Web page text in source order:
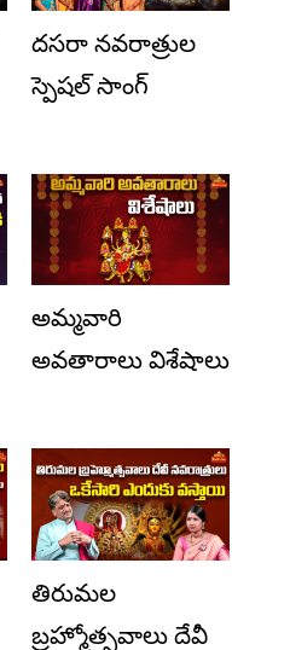
దసరా నవరాత్రుల
స్పెషల్ సాంగ్
అమ్మవారి
అవతారాలు విశేషాలు
తిరుమల
బ్రహ్మోత్సవాలు దేవీ